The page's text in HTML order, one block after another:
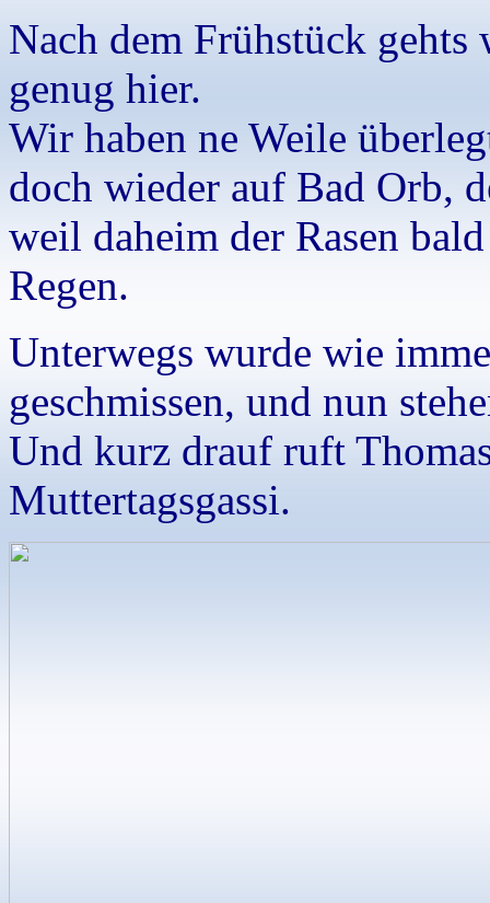
Nach dem Frühstück
genug hier.
Wir haben ne Weile
doch wieder auf Bad Orb,
weil daheim der Rasen
Regen.
Unterwegs wurde wie
geschmissen, und nun
Und kurz drauf ruft
Muttertagsgassi.